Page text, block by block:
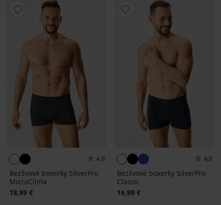
4,9
Bezšvové boxerky SilverPro
MicroClima
18,99 €
4,8
Bezšvové boxerky SilverPro
Classic
16,99 €